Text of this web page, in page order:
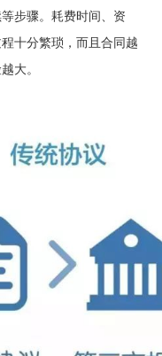
步骤。耗费时间、资
十分繁琐，而且合同越
大。